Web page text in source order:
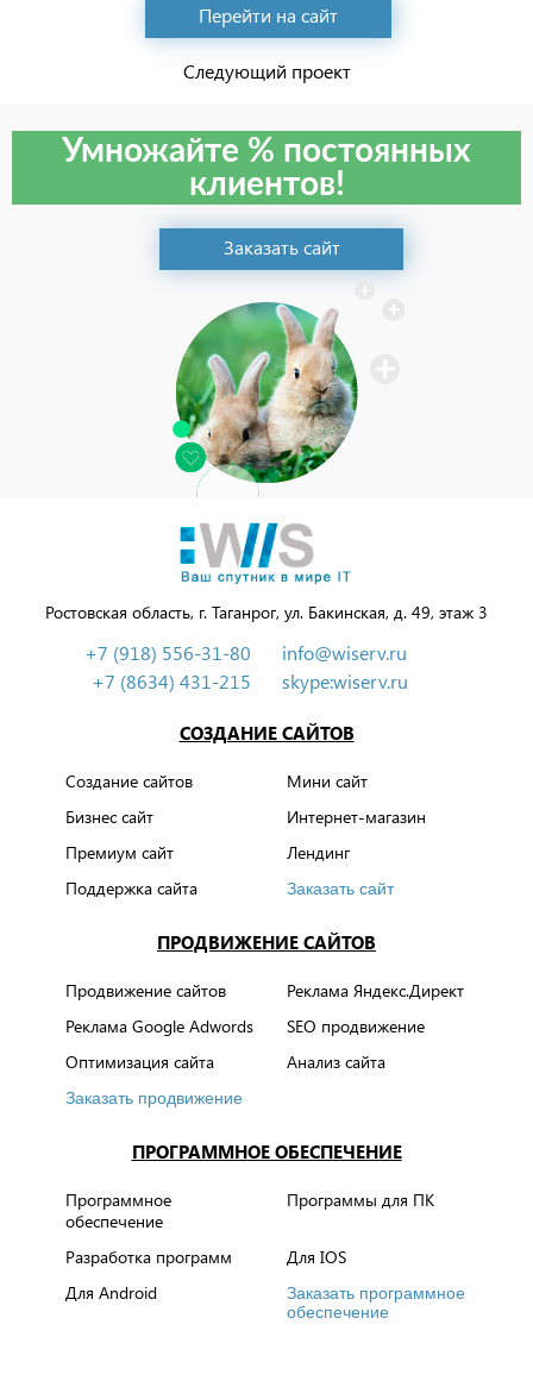
Перейти на сайт
Следующий проект
Умножайте % постоянных
клиентов!
Заказать сайт
Ростовская область, г. Таганрог, ул. Бакинская, д. 49, этаж 3
+7 (918) 556-31-80
+7 (8634) 431-215
info@wiserv.ru
skype:wiserv.ru
СОЗДАНИЕ САЙТОВ
Создание сайтов
Мини сайт
Бизнес сайт
Интернет-магазин
Премиум сайт
Лендинг
Поддержка сайта
Заказать сайт
ПРОДВИЖЕНИЕ САЙТОВ
Продвижение сайтов
Реклама Яндекс.Директ
Реклама Google Adwords
SEO продвижение
Оптимизация сайта
Анализ сайта
Заказать продвижение
ПРОГРАММНОЕ ОБЕСПЕЧЕНИЕ
Программное
обеспечение
Программы для ПК
Разработка программ
Для IOS
Для Android
Заказать программное
обеспечение